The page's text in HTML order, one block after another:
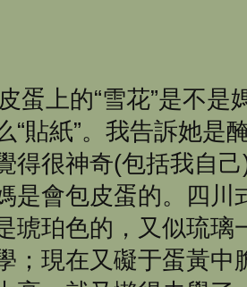
蛋上的“雪花”是不是
“貼紙”。我告訴她是
得很神奇(包括我自
是會包皮蛋的。四川
琥珀色的，又似琉璃
；現在又礙于蛋黃中